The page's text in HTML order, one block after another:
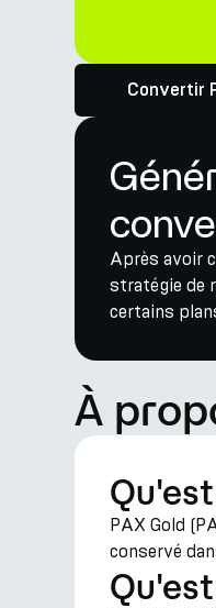
Convertir
Après avoir
stratégie de
certains
À
PAX Gold
conservé